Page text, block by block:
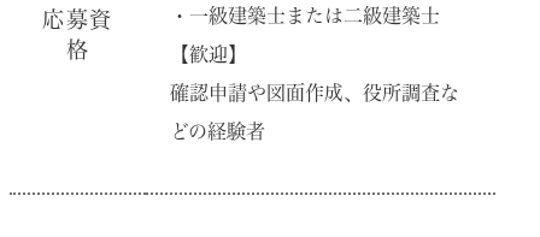
応募資
格
・⼀級建築⼠または⼆級建築⼠
【歓迎】
確認申請や図⾯作成、役所調査な
どの経験者